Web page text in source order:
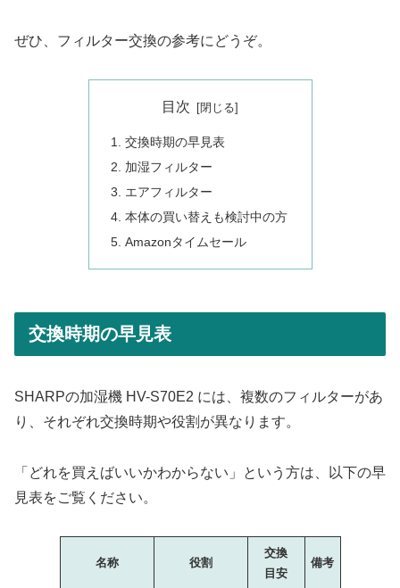
ぜひ、フィルター交換の参考にどうぞ。
目次
交換時期の早見表
加湿フィルター
エアフィルター
本体の買い替えも検討中の方
Amazonタイムセール
交換時期の早見表
SHARPの加湿機 HV-S70E2 には、複数のフィルターがあ
り、それぞれ交換時期や役割が異なります。
「どれを買えばいいかわからない」という方は、以下の早
見表をご覧ください。
名称 役割
交換
目安
備考